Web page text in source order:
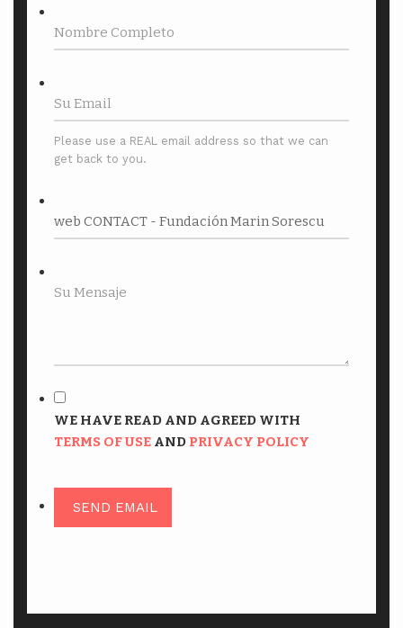
Please use a REAL email address so that we can
get back to you.
WE HAVE READ AND AGREED WITH
TERMS OF USE AND PRIVACY POLICY
SEND EMAIL